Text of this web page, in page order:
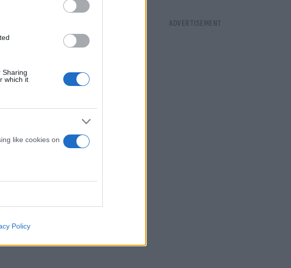
Sharing
which it
like cookies on
Policy
4 και τοπικά έως 5
Ιόνιο οι άνεμοι θα
τοπικών βροχών
έως 3 μποφόρ όμως από
περιορισμένη. Οι
των Αθηνών θα